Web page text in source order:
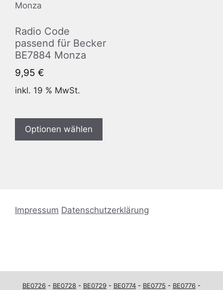
Radio Code
passend für Becker
BE7884 Monza
9,95 €
inkl. 19 % MwSt.
Optionen wählen
Impressum Datenschutzerklärung
BE0726 - BE0728 - BE0729 - BE0774 - BE0775 - BE0776 -